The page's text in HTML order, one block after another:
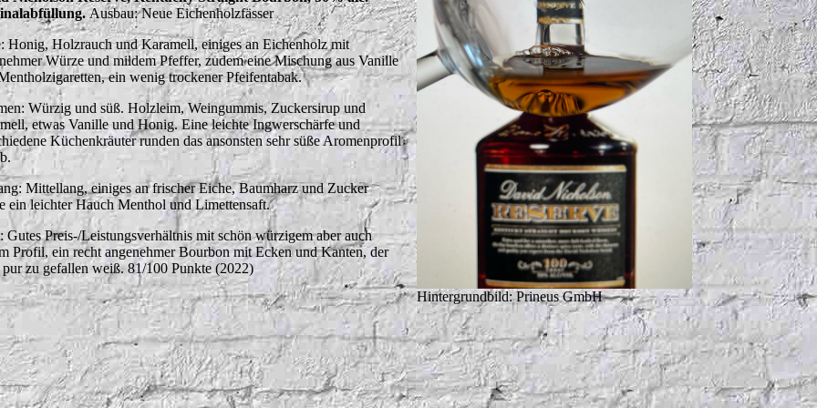
Hintergrundbild: Prineus GmbH
Ausbau: Neue Eichenholzfässer
Honig, Holzrauch und Karamell, einiges an Eichenholz mit
Würze und mildem Pfeffer, zudem eine Mischung aus Vanille
ein wenig trockener Pfeifentabak.
Würzig und süß. Holzleim, Weingummis, Zuckersirup und
etwas Vanille und Honig. Eine leichte Ingwerschärfe und
Küchenkräuter runden das ansonsten sehr süße Aromenprofil
Mittellang, einiges an frischer Eiche, Baumharz und Zucker
ein leichter Hauch Menthol und Limettensaft.
Gutes Preis-/Leistungsverhältnis mit schön würzigem aber auch
Profil, ein recht angenehmer Bourbon mit Ecken und Kanten, der
pur zu gefallen weiß. 81/100 Punkte (2022)